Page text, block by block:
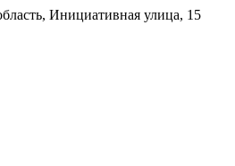
Инициативная улица, 15